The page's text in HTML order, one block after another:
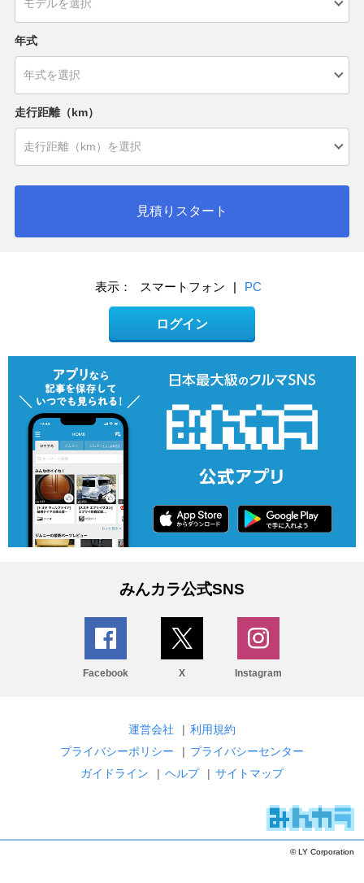
年式
走行距離（km）
見積りスタート
表示： スマートフォン | PC
ログイン
みんカラ公式SNS
Facebook X Instagram
運営会社 | 利用規約
プライバシーポリシー
| プライバシーセンター
ガイドライン
| ヘルプ | サイトマップ
© LY Corporation